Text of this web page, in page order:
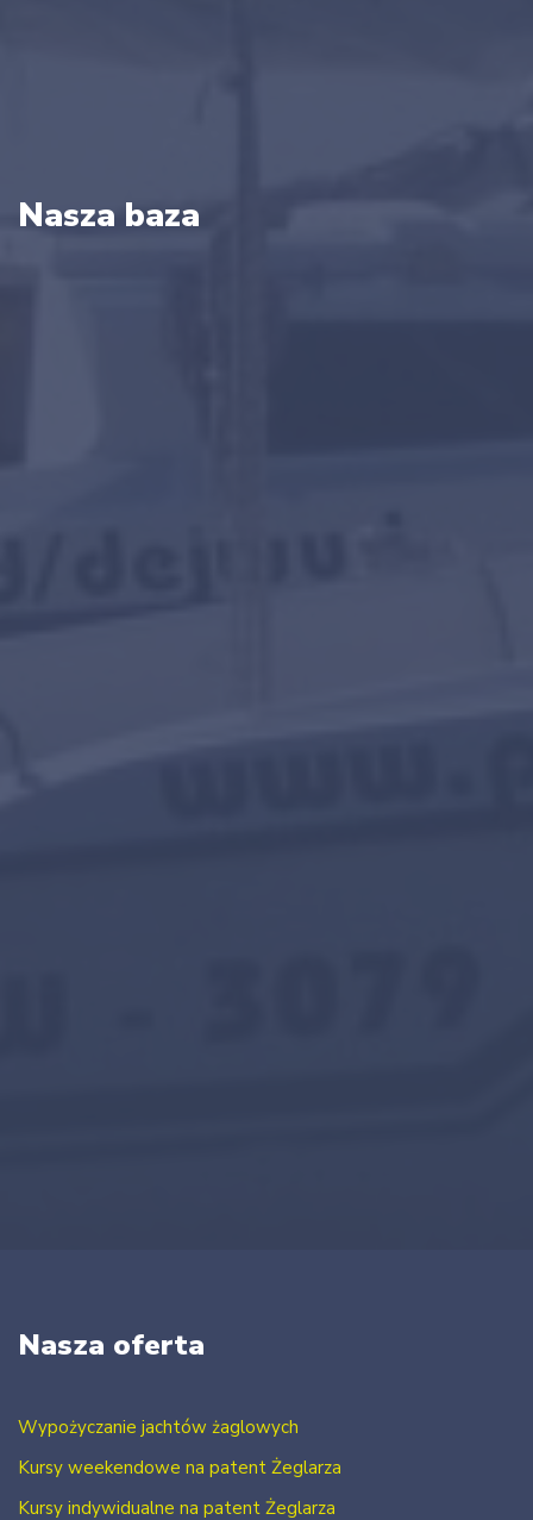
Nasza baza
Nasza oferta
Wypożyczanie jachtów żaglowych
Kursy weekendowe na patent Żeglarza
Kursy indywidualne na patent Żeglarza